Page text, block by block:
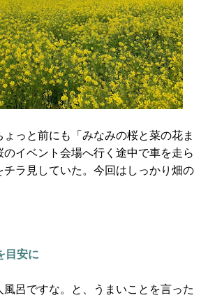
っと前にも「みなみの桜と菜の花ま
イベント会場へ行く途中で車を走ら
チラ見していた。今回はしっかり畑の
目安に
風呂ですな。と、うまいことを言った